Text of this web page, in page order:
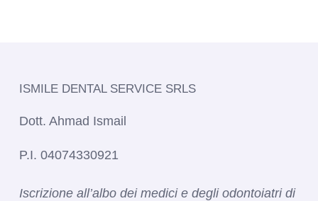
ISMILE DENTAL SERVICE SRLS​
Dott. Ahmad Ismail
P.I. 04074330921
Iscrizione all’albo dei medici e degli odontoiatri di